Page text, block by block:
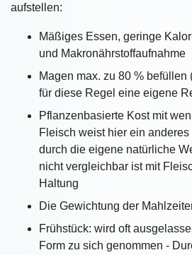
aufstellen:
Mäßiges Essen, geringe
und Makronährstoffaufnahme
Magen max. zu 80 %
für diese Regel eine eigene
Pflanzenbasierte Kost mit
Fleisch weist hier ein
durch die eigene natürliche
nicht vergleichbar ist mit
Haltung
Die Gewichtung der
Frühstück: wird oft
Form zu sich genommen -